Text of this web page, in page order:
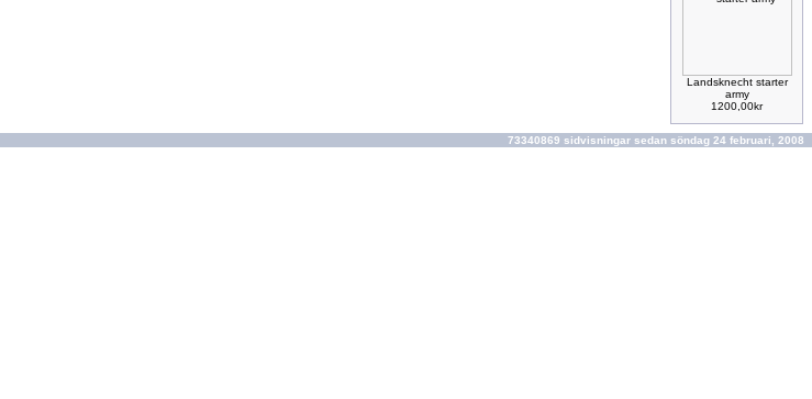
Landsknecht starter
army
1200,00kr
73340869 sidvisningar sedan söndag 24 februari, 2008